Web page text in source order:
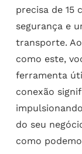
precisa de 15
segurança e
transporte.
como este,
ferramenta
conexão
do seu
como